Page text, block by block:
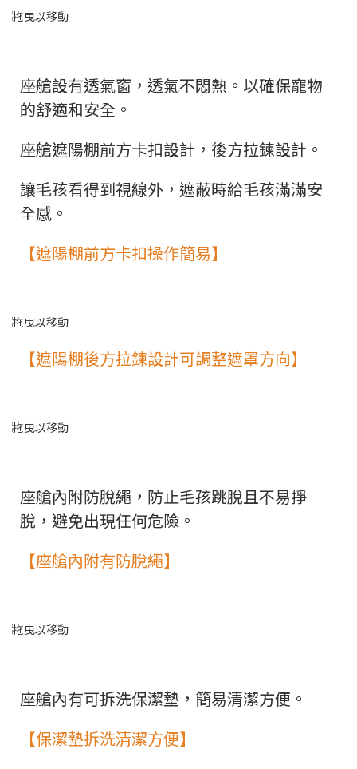
座艙設有透氣窗，透氣不悶熱。以確保寵物
的舒適和安全。
座艙遮陽棚前方卡扣設計，後方拉鍊設計。
讓毛孩看得到視線外，遮蔽時給毛孩滿滿安
全感。
【遮陽棚前方卡扣操作簡易】
【遮陽棚後方拉鍊設計可調整遮罩方向】
座艙內附防脫繩，防止毛孩跳脫且不易掙
脫，避免出現任何危險。
【座艙內附有防脫繩】
座艙內有可拆洗保潔墊，簡易清潔方便。
【保潔墊拆洗清潔方便】